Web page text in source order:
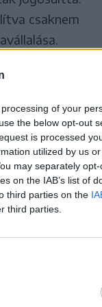
of your
the below opt-out
is processed
utilized by us
may separately
on the IAB’s list of
third parties on the
third parties.
csaknem
arról,
szabad
elmondta, a
a két
szakmára
elemezni
és ennek